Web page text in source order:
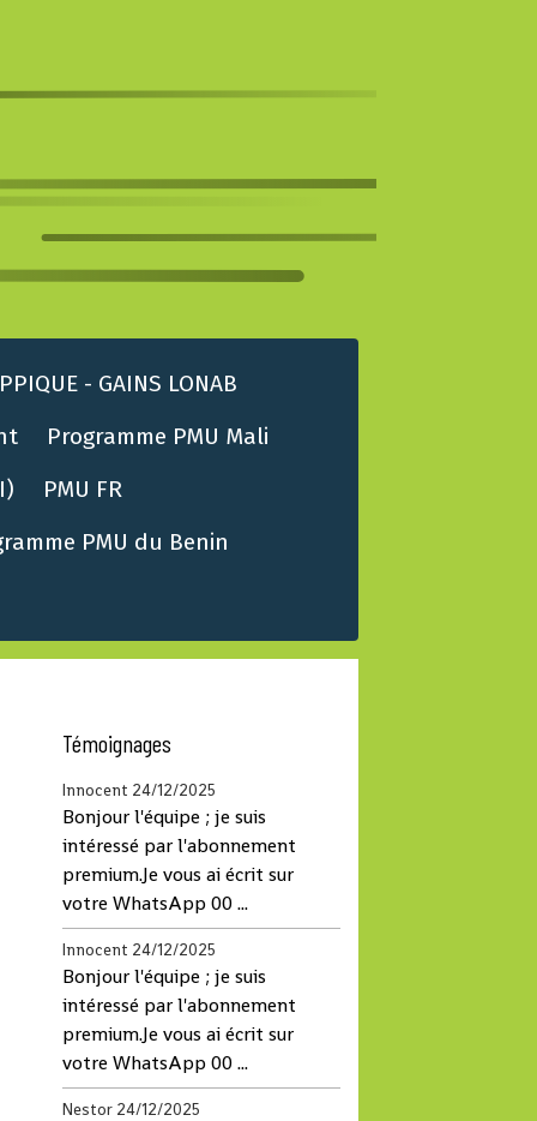
- GAINS LONAB
Programme PMU Mali
PMU FR
PMU du Benin
Témoignages
Innocent 24/12/2025
Bonjour l'équipe ; je suis
intéressé par l'abonnement
premium.Je vous ai écrit sur
votre WhatsApp 00 ...
Innocent 24/12/2025
Bonjour l'équipe ; je suis
intéressé par l'abonnement
premium.Je vous ai écrit sur
votre WhatsApp 00 ...
Nestor 24/12/2025